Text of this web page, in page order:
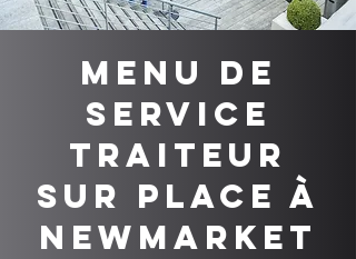
Menu de
service
traiteur
sur place à
Newmarket